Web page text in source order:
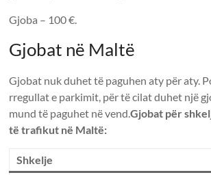
Gjoba – 100 €.
Gjobat në Maltë
Gjobat nuk duhet të paguhen aty për aty.
rregullat e parkimit, për të cilat duhet një
mund të paguhet në vend.Gjobat për
të trafikut në Maltë:
Shkelje